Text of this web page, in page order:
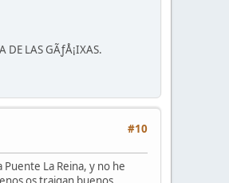
LAS GÃƒÅ¡IXAS.
#10
La Reina, y no he